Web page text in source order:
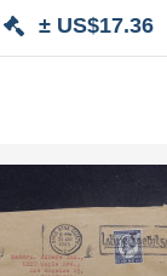
± US$17.36